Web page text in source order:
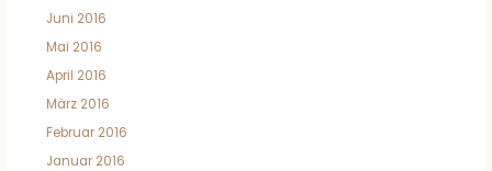
Juni 2016
Mai 2016
April 2016
März 2016
Februar 2016
Januar 2016